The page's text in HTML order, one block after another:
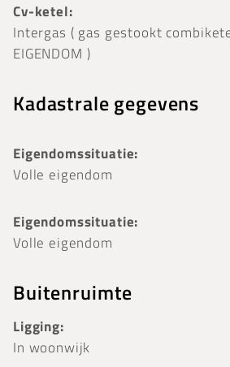
Cv-ketel:
Intergas ( gas gestookt
EIGENDOM )
Kadastrale gegevens
Eigendomssituatie:
Volle eigendom
Eigendomssituatie:
Volle eigendom
Buitenruimte
Ligging:
In woonwijk